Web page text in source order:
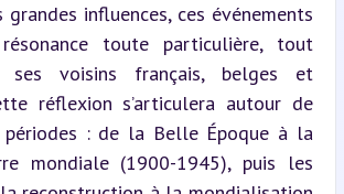
grandes influences, ces événements
toute particulière, tout
ses voisins français, belges et
réflexion s’articulera autour de
périodes : de la Belle Époque à la
mondiale (1900-1945), puis les